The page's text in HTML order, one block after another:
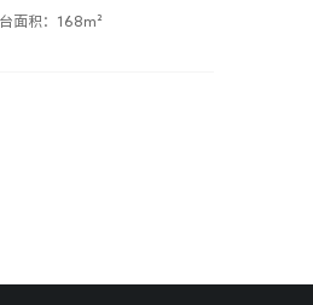
面积：168m²